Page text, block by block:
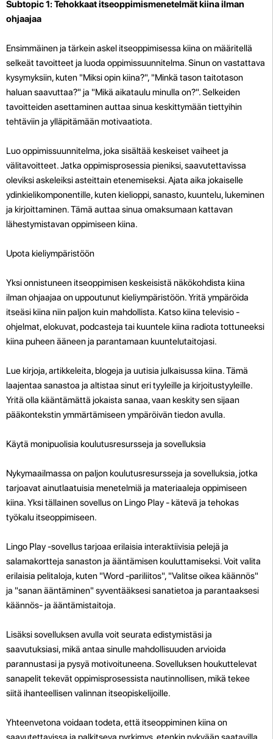
Subtopic 1: Tehokkaat itseoppimismenetelmät kiina ilman
ohjaajaa
Ensimmäinen ja tärkein askel itseoppimisessa kiina on määritellä
selkeät tavoitteet ja luoda oppimissuunnitelma. Sinun on vastattava
kysymyksiin, kuten "Miksi opin kiina?", "Minkä tason taitotason
haluan saavuttaa?" ja "Mikä aikataulu minulla on?". Selkeiden
tavoitteiden asettaminen auttaa sinua keskittymään tiettyihin
tehtäviin ja ylläpitämään motivaatiota.
Luo oppimissuunnitelma, joka sisältää keskeiset vaiheet ja
välitavoitteet. Jatka oppimisprosessia pieniksi, saavutettavissa
oleviksi askeleiksi asteittain etenemiseksi. Ajata aika jokaiselle
ydinkielikomponentille, kuten kielioppi, sanasto, kuuntelu, lukeminen
ja kirjoittaminen. Tämä auttaa sinua omaksumaan kattavan
lähestymistavan oppimiseen kiina.
Upota kieliympäristöön
Yksi onnistuneen itseoppimisen keskeisistä näkökohdista kiina
ilman ohjaajaa on uppoutunut kieliympäristöön. Yritä ympäröida
itseäsi kiina niin paljon kuin mahdollista. Katso kiina televisio -
ohjelmat, elokuvat, podcasteja tai kuuntele kiina radiota tottuneeksi
kiina puheen ääneen ja parantamaan kuuntelutaitojasi.
Lue kirjoja, artikkeleita, blogeja ja uutisia julkaisussa kiina. Tämä
laajentaa sanastoa ja altistaa sinut eri tyyleille ja kirjoitustyyleille.
Yritä olla kääntämättä jokaista sanaa, vaan keskity sen sijaan
pääkontekstin ymmärtämiseen ympäröivän tiedon avulla.
Käytä monipuolisia koulutusresursseja ja sovelluksia
Nykymaailmassa on paljon koulutusresursseja ja sovelluksia, jotka
tarjoavat ainutlaatuisia menetelmiä ja materiaaleja oppimiseen
kiina. Yksi tällainen sovellus on Lingo Play - kätevä ja tehokas
työkalu itseoppimiseen.
Lingo Play -sovellus tarjoaa erilaisia ​​interaktiivisia pelejä ja
salamakortteja sanaston ja ääntämisen kouluttamiseksi. Voit valita
erilaisia ​​pelitaloja, kuten "Word -pariliitos", "Valitse oikea käännös"
ja "sanan ääntäminen" syventääksesi sanatietoa ja parantaaksesi
käännös- ja ääntämistaitoja.
Lisäksi sovelluksen avulla voit seurata edistymistäsi ja
saavutuksiasi, mikä antaa sinulle mahdollisuuden arvioida
parannustasi ja pysyä motivoituneena. Sovelluksen houkuttelevat
sanapelit tekevät oppimisprosessista nautinnollisen, mikä tekee
siitä ihanteellisen valinnan itseopiskelijoille.
Yhteenvetona voidaan todeta, että itseoppiminen kiina on